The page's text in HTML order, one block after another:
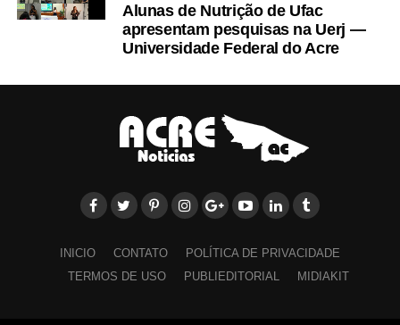
Alunas de Nutrição de Ufac
apresentam pesquisas na Uerj —
Universidade Federal do Acre
INICIO CONTATO
POLÍTICA DE PRIVACIDADE
TERMOS DE USO
PUBLIEDITORIAL MIDIAKIT